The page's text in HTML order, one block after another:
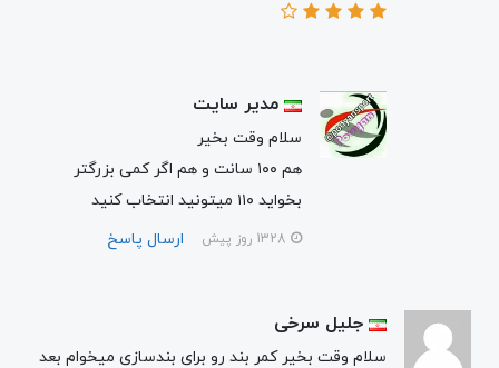
مدیر سایت
سلام وقت بخیر
هم ۱۰۰ سانت و هم اگر کمی بزرگتر
بخواید ۱۱۰ میتونید انتخاب کنید
ارسال پاسخ
جلیل سرخی
سلام وقت بخیر کمر بند رو برای بندسازی میخوام بعد